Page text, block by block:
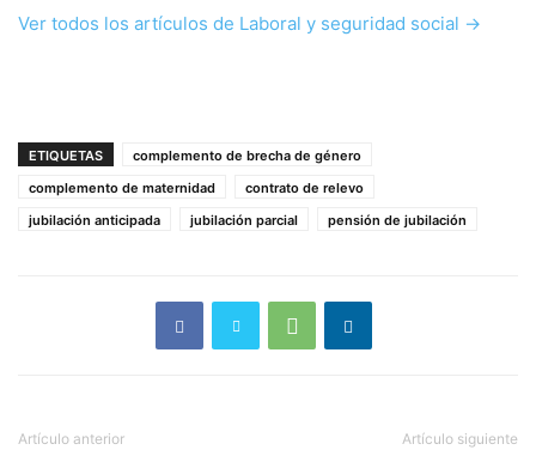
Ver todos los artículos de Laboral y seguridad social →
ETIQUETAS
complemento de brecha de género
complemento de maternidad
contrato de relevo
jubilación anticipada
jubilación parcial pensión de jubilación
Artículo anterior Artículo siguiente